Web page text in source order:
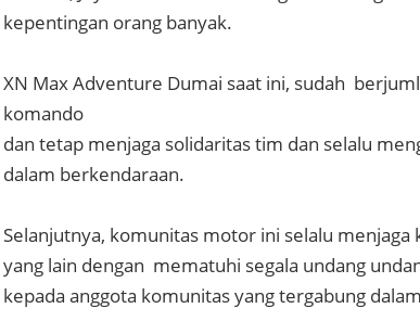
kepentingan orang banyak.
XN Max Adventure Dumai saat ini, sudah
komando
dan tetap menjaga solidaritas tim dan selalu
dalam berkendaraan.
Selanjutnya, komunitas motor ini selalu menjaga
yang lain dengan mematuhi segala undang
kepada anggota komunitas yang tergabung